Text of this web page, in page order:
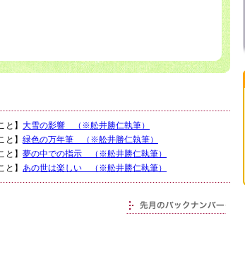
】 大雪の影響 （※舩井勝仁執筆）
】 緑色の万年筆 （※舩井勝仁執筆）
】 夢の中での指示 （※舩井勝仁執筆）
】 あの世は楽しい （※舩井勝仁執筆）